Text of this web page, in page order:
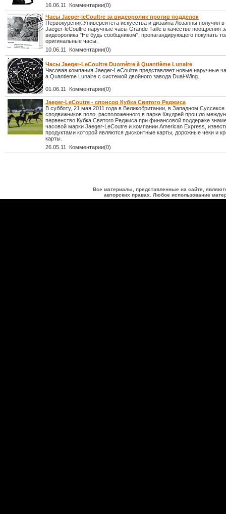
16.06.11 Комментарии(0)
Часы Jaeger-leCoultre за видеоролик против подделок
Первокурсник Университета искусства и дизайна Лозанны получил в
Jaeger-leCoultre наручные часы Grande Taille в качестве поощрения
видеоролика "Не будь сообщником", пропагандирующего покупать
оригинальные часы.
10.06.11 Комментарии(0)
Часы Jaeger-LeCoultre Duomètre à Quantième Lunaire
Часовая компания Jaeger-LeCoultre представляет новые наручные
a Quantieme Lunaire с системой двойного завода Dual-Wing.
01.06.11 Комментарии(0)
Jaeger-LeCoutre - спонсор Кубка Святого Реджиса
В субботу, 21 мая 2011 года в Великобритании, в Западном Суссексе
сподвижников поло, расположенного в парке Каудрей прошло
первенство Кубка Святого Реджиса при финансовой поддержке
часовой марки Jaeger-LeCoutre и компании American Express,
продуктами которой являются дисконтные карты, дорожные чеки и
карты.
26.05.11 Комментарии(0)
Все материалы, представленные на сайте,
авторских правах. Любое использование